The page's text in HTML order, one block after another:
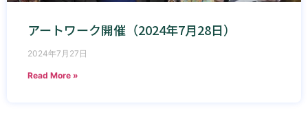
アートワーク開催（2024年7月28日）
2024年7月27日
Read More »